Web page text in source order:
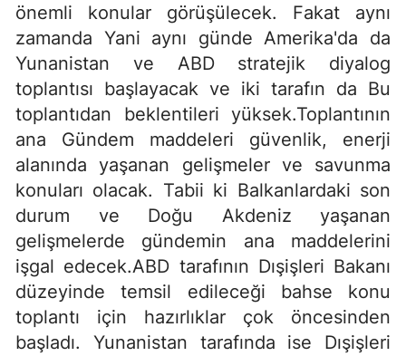
önemli konular görüşülecek. Fakat aynı
zamanda Yani aynı günde Amerika'da da
Yunanistan ve ABD stratejik diyalog
toplantısı başlayacak ve iki tarafın da Bu
toplantıdan beklentileri yüksek.Toplantının
ana Gündem maddeleri güvenlik, enerji
alanında yaşanan gelişmeler ve savunma
konuları olacak. Tabii ki Balkanlardaki son
durum ve Doğu Akdeniz yaşanan
gelişmelerde gündemin ana maddelerini
işgal edecek.ABD tarafının Dışişleri Bakanı
düzeyinde temsil edileceği bahse konu
toplantı için hazırlıklar çok öncesinden
başladı. Yunanistan tarafında ise Dışişleri